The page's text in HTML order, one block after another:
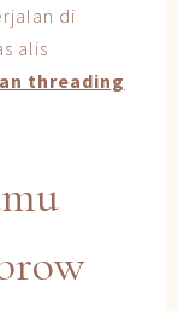
di
alis
threading